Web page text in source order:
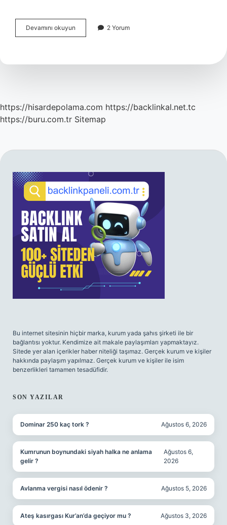
Devamını okuyun Osmanlıcada
Halvet
2 Yorum
https://hisardepolama.com https://backlinkal.net.tc
https://buru.com.tr Sitemap
SIDEBAR
Bu internet sitesinin hiçbir marka, kurum yada şahıs şirketi ile bir
bağlantısı yoktur. Kendimize ait makale paylaşımları yapmaktayız.
Sitede yer alan içerikler haber niteliği taşımaz. Gerçek kurum ve kişiler
hakkında paylaşım yapılmaz. Gerçek kurum ve kişiler ile isim
benzerlikleri tamamen tesadüfidir.
SON YAZILAR
Dominar 250 kaç tork ? Ağustos 6, 2026
Kumrunun boynundaki siyah halka ne anlama
gelir ?
Ağustos 6,
2026
Avlanma vergisi nasıl ödenir ? Ağustos 5, 2026
Ateş kasırgası Kur’an’da geçiyor mu ? Ağustos 3, 2026